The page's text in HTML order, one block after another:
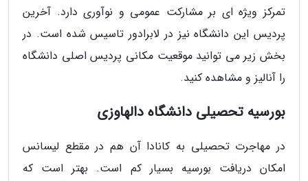
تمرکز ویژه ای بر مشارکت عمومی و نوآوری دارد. آخرین
پردیس این دانشگاه نیز در لابرادور تاسیس شده است. در
بخش زیر می توانید موقعیت مکانی پردیس اصلی دانشگاه
را آنالیز و مشاهده کنید.
بورسیه تحصیلی دانشگاه دالهاوزی
در مهاجرت تحصیلی به کانادا آن هم در مقطع لیسانس
امکان دریافت بورسیه بسیار کم است. بهتر است که